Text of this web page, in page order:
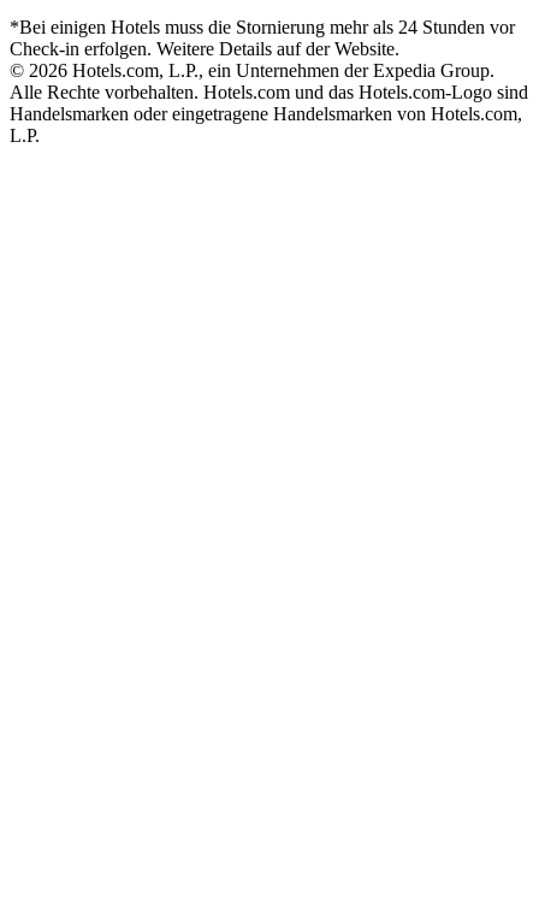
*Bei einigen Hotels muss die Stornierung mehr als 24 Stunden vor
Check-in erfolgen. Weitere Details auf der Website.
© 2026 Hotels.com, L.P., ein Unternehmen der Expedia Group.
Alle Rechte vorbehalten. Hotels.com und das Hotels.com-Logo sind
Handelsmarken oder eingetragene Handelsmarken von Hotels.com,
L.P.